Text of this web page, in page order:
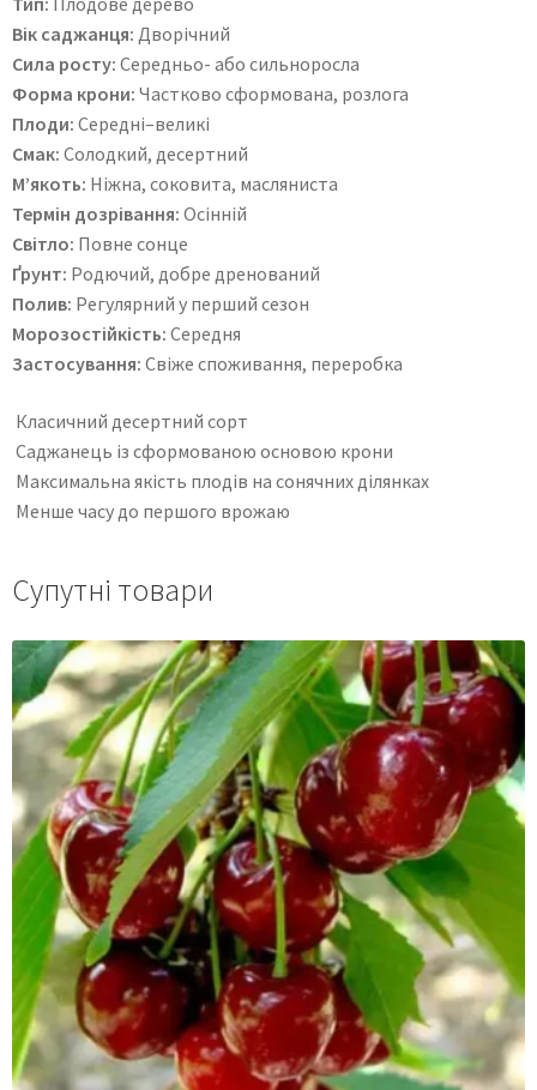
Вік саджанця: Дворічний
Сила росту: Середньо- або сильноросла
Форма крони: Частково сформована, розлога
Плоди: Середні–великі
Смак: Солодкий, десертний
М’якоть: Ніжна, соковита, масляниста
Термін дозрівання: Осінній
Світло: Повне сонце
Ґрунт: Родючий, добре дренований
Полив: Регулярний у перший сезон
Морозостійкість: Середня
Застосування: Свіже споживання, переробка
Класичний десертний сорт
Саджанець із сформованою основою крони
Максимальна якість плодів на сонячних ділянках
Менше часу до першого врожаю
Супутні товари